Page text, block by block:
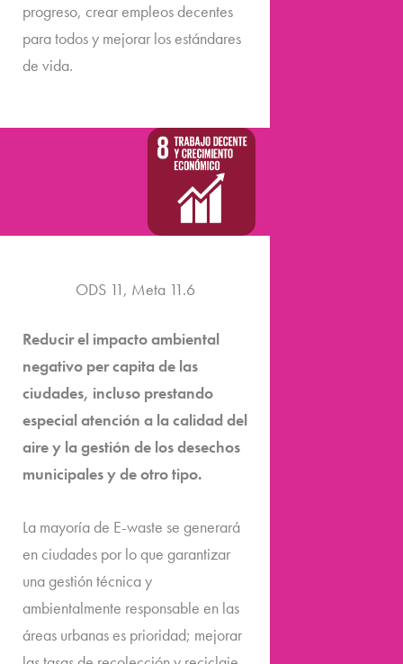
progreso, crear empleos decentes
para todos y mejorar los estándares
de vida.
ODS 11, Meta 11.6
Reducir el impacto ambiental
negativo per capita de las
ciudades, incluso prestando
especial atención a la calidad del
aire y la gestión de los desechos
municipales y de otro tipo.
La mayoría de E-waste se generará
en ciudades por lo que garantizar
una gestión técnica y
ambientalmente responsable en las
áreas urbanas es prioridad; mejorar